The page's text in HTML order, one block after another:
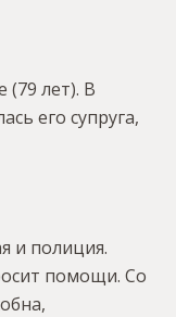
лет). В
его супруга,
и полиция.
помощи. Со